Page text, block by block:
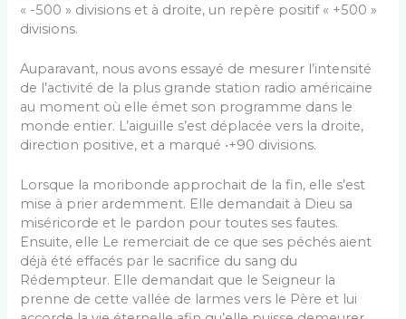
« -500 » divisions et à droite, un repère positif « +500 »
divisions.
Auparavant, nous avons essayé de mesurer l’intensité
de l’activité de la plus grande station radio américaine
au moment où elle émet son programme dans le
monde entier. L’aiguille s’est déplacée vers la droite,
direction positive, et a marqué •+90 divisions.
Lorsque la moribonde approchait de la fin, elle s’est
mise à prier ardemment. Elle demandait à Dieu sa
miséricorde et le pardon pour toutes ses fautes.
Ensuite, elle Le remerciait de ce que ses péchés aient
déjà été effacés par le sacrifice du sang du
Rédempteur. Elle demandait que le Seigneur la
prenne de cette vallée de larmes vers le Père et lui